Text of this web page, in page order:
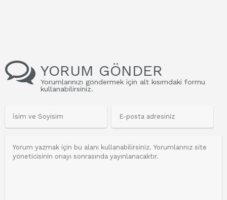
YORUM GÖNDER
Yorumlarınızı göndermek için alt kısımdaki formu
kullanabilirsiniz.